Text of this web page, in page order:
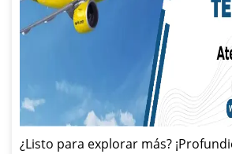
¿Listo para explorar más?